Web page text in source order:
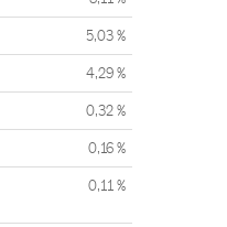
5,03 %
4,29 %
0,32 %
0,16 %
0,11 %